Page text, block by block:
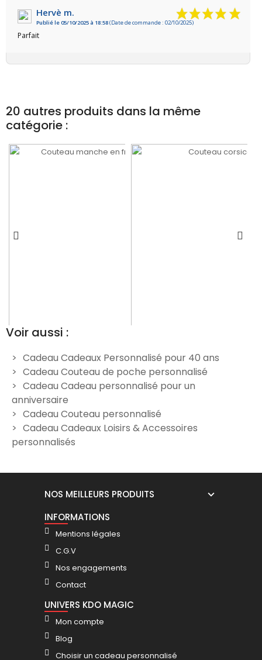
VOIR L'ATTESTATION
Hervè m.
Publié le 05/10/2025 à 18:58(Date de commande : 02/10/2025)
Parfait
20 autres produits dans la même
catégorie :
Couteau gravé personnalisé
manche en frêne - Modèle
Ligne coeur
24,90 €
Couteau gravé personnalisé
corsica - Modèle Chasse
Voir aussi :
Cadeau Cadeaux Personnalisé pour 40 ans
Cadeau Couteau de poche personnalisé
Cadeau Cadeau personnalisé pour un
anniversaire
Cadeau Couteau personnalisé
Cadeau Cadeaux Loisirs & Accessoires
personnalisés
NOS MEILLEURS PRODUITS
INFORMATIONS
Mentions légales
C.G.V
Nos engagements
Contact
UNIVERS KDO MAGIC
Mon compte
Blog
Choisir un cadeau personnalisé